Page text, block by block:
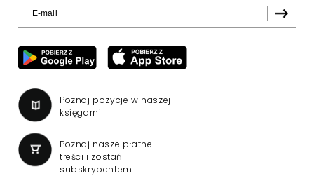
Poznaj pozycje w naszej
księgarni
Poznaj nasze płatne
treści i zostań
subskrybentem